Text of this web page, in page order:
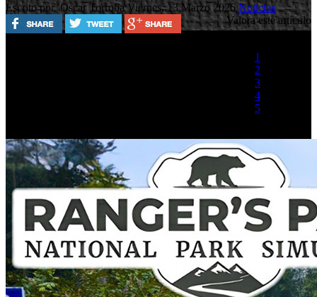
Escrito por Oscar TorrobaViernes, 13 Marzo 2026Noticias
Valora este artículo
1
2
3
4
5